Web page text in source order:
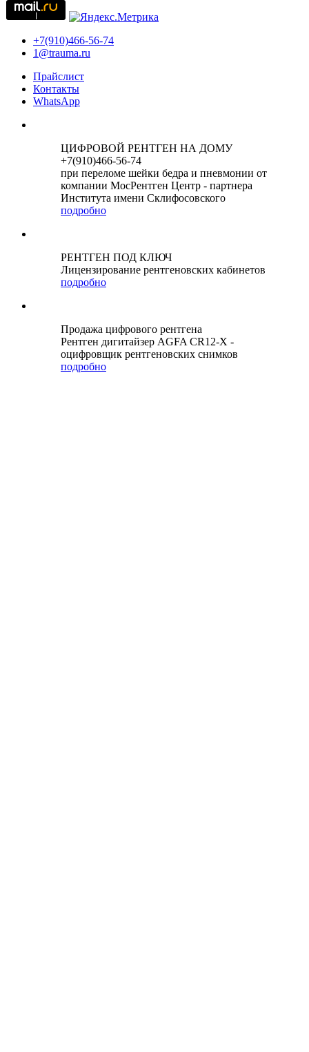
+7(910)466-56-74
1@trauma.ru
Прайслист
Контакты
WhatsApp
ЦИФРОВОЙ РЕНТГЕН НА ДОМУ
+7(910)466-56-74
при переломе шейки бедра и пневмонии от
компании МосРентген Центр - партнера
Института имени Склифосовского
подробно
РЕНТГЕН ПОД КЛЮЧ
Лицензирование рентгеновских кабинетов
подробно
Продажа цифрового рентгена
Рентген дигитайзер AGFA CR12-X -
оцифровщик рентгеновских снимков
подробно